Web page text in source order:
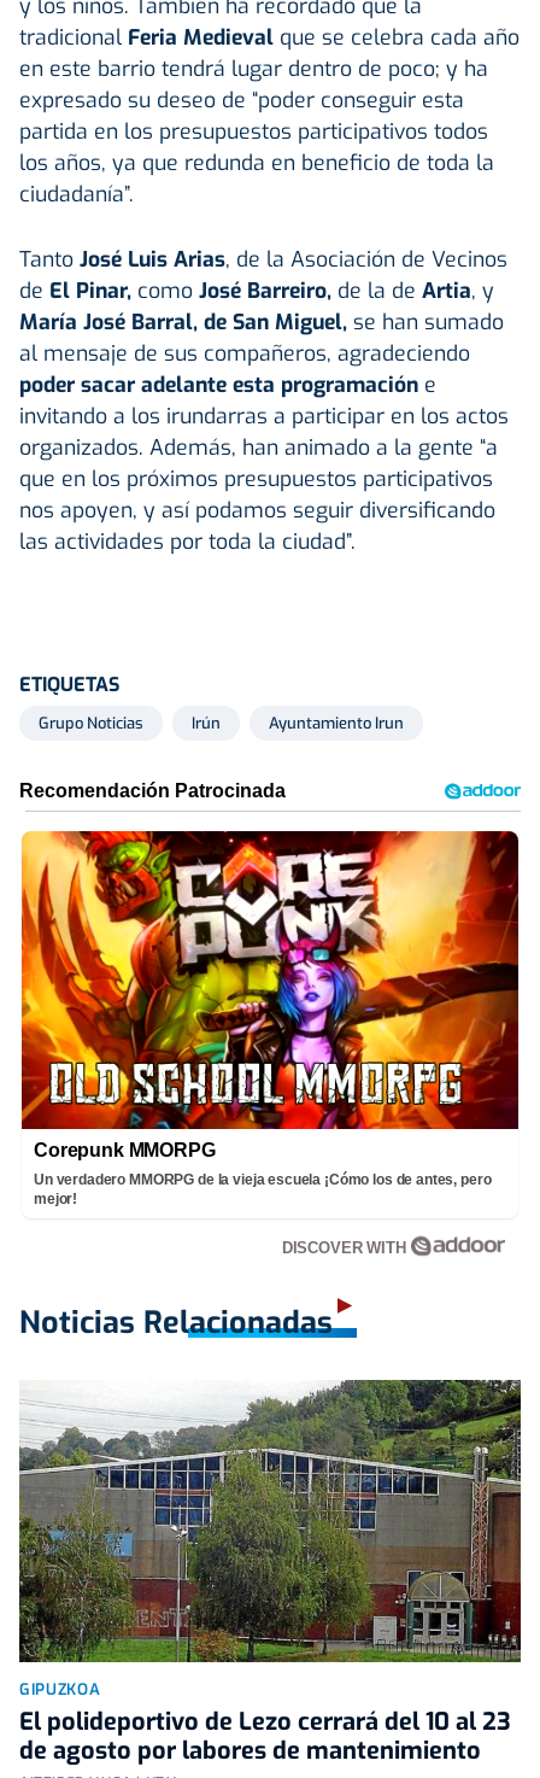
y los niños. También ha recordado que la
tradicional Feria Medieval que se celebra cada año
en este barrio tendrá lugar dentro de poco; y ha
expresado su deseo de “poder conseguir esta
partida en los presupuestos participativos todos
los años, ya que redunda en beneficio de toda la
ciudadanía”.
Tanto José Luis Arias, de la Asociación de Vecinos
de El Pinar, como José Barreiro, de la de Artia, y
María José Barral, de San Miguel, se han sumado
al mensaje de sus compañeros, agradeciendo
poder sacar adelante esta programación e
invitando a los irundarras a participar en los actos
organizados. Además, han animado a la gente “a
que en los próximos presupuestos participativos
nos apoyen, y así podamos seguir diversificando
las actividades por toda la ciudad”.
ETIQUETAS
Grupo Noticias Irún Ayuntamiento Irun
Corepunk MMORPG
Un verdadero MMORPG de la vieja escuela ¡Cómo los de antes, pero
mejor!
DISCOVER WITH
Noticias Relacionadas
GIPUZKOA
El polideportivo de Lezo cerrará del 10 al 23
de agosto por labores de mantenimiento